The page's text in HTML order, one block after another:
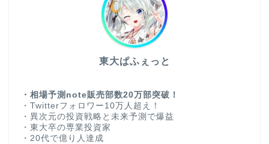
東大ぱふぇっと
・相場予測note販売部数20万部突破！
・Twitterフォロワー10万人超え！
・異次元の投資戦略と未来予測で爆益
・東大卒の専業投資家
・20代で億り人達成